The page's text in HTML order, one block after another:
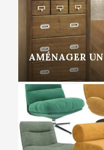
AMÉNAGER